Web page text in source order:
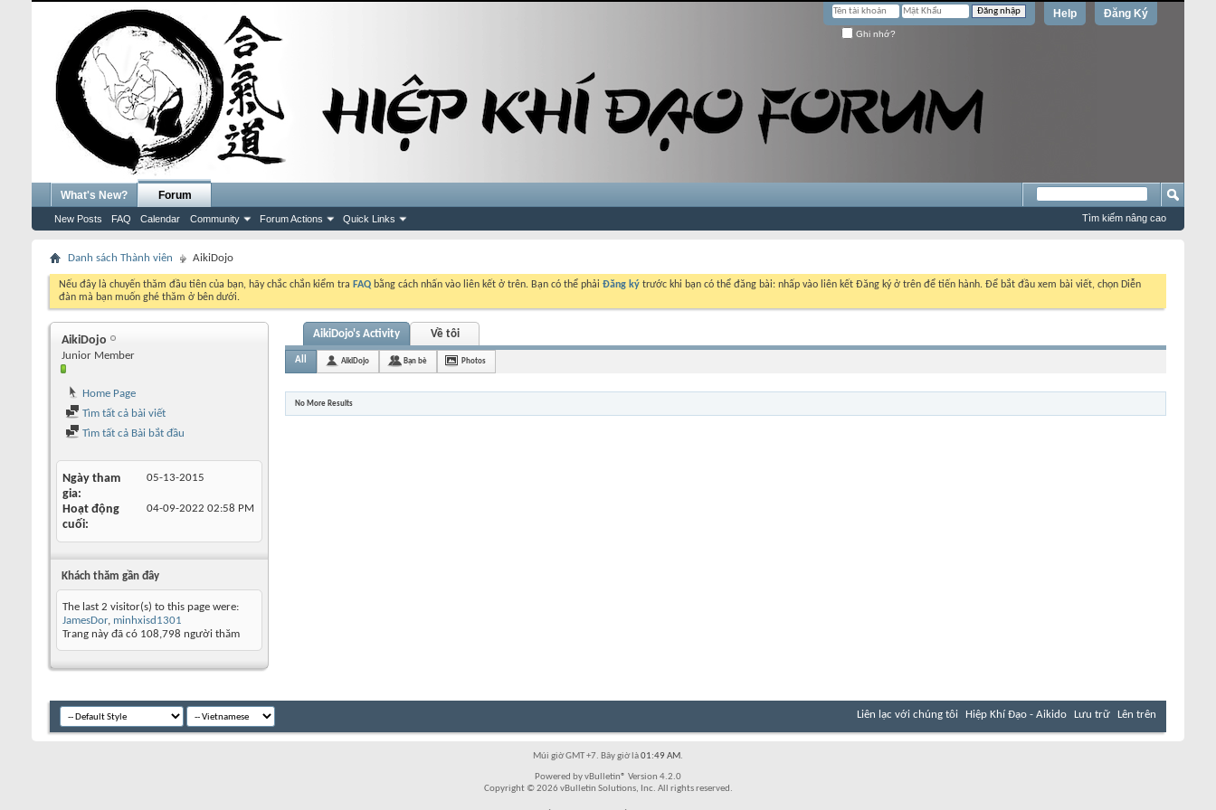
Đăng Ký
Help
Ghi nhớ?
What's New? Forum
New Posts FAQ Calendar Community Forum Actions Quick Links Tìm kiếm nâng cao
Danh sách Thành viên AikiDojo
Nếu đây là chuyến thăm đầu tiên của bạn, hãy chắc chắn kiểm tra FAQ bằng cách nhấn vào liên kết ở trên. Bạn có thể phải Đăng ký trước khi bạn có thể đăng bài: nhấp vào liên kết Đăng ký ở trên để tiến hành. Để bắt đầu xem bài viết, chọn Diễn
đàn mà bạn muốn ghé thăm ở bên dưới.
AikiDojo
Junior Member
Home Page
Tìm tất cả bài viết
Tìm tất cả Bài bắt đầu
Ngày tham
gia
05-13-2015
Hoạt động
cuối
04-09-2022 02:58 PM
Khách thăm gần đây
The last 2 visitor(s) to this page were:
JamesDor, minhxisd1301
Trang này đã có 108,798 người thăm
AikiDojo's Activity Về tôi
All AikiDojo Bạn bè Photos
No More Results
Liên lạc với chúng tôi Hiệp Khí Đạo - Aikido Lưu trữ Lên trên
Múi giờ GMT +7. Bây giờ là01:49 AM.
Powered by vBulletin® Version 4.2.0
Copyright © 2026 vBulletin Solutions, Inc. All rights reserved.